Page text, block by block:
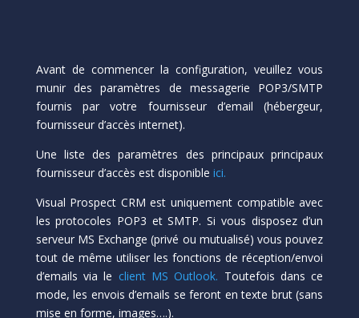
Avant de commencer la configuration, veuillez vous
munir des paramètres de messagerie POP3/SMTP
fournis par votre fournisseur d’email (hébergeur,
fournisseur d’accès internet).
Une liste des paramètres des principaux principaux
fournisseur d’accès est disponible ici.
Visual Prospect CRM est uniquement compatible avec
les protocoles POP3 et SMTP. Si vous disposez d’un
serveur MS Exchange (privé ou mutualisé) vous pouvez
tout de même utiliser les fonctions de réception/envoi
d’emails via le client MS Outlook. Toutefois dans ce
mode, les envois d’emails se feront en texte brut (sans
mise en forme, images….).